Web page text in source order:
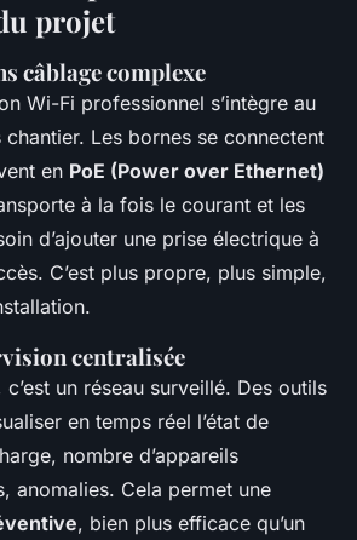
projet
câblage complexe
Wi-Fi professionnel s’intègre au
chantier. Les bornes se connectent
en PoE (Power over Ethernet)
à la fois le courant et les
d’ajouter une prise électrique à
C’est plus propre, plus simple,
centralisée
un réseau surveillé. Des outils
en temps réel l’état de
nombre d’appareils
anomalies. Cela permet une
, bien plus efficace qu’un